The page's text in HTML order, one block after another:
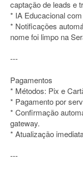
captação de leads e
* IA Educacional
* Notificações
nome foi limpo na
---
Pagamentos
* Métodos: Pix e
* Pagamento por
* Confirmação
gateway.
* Atualização
---